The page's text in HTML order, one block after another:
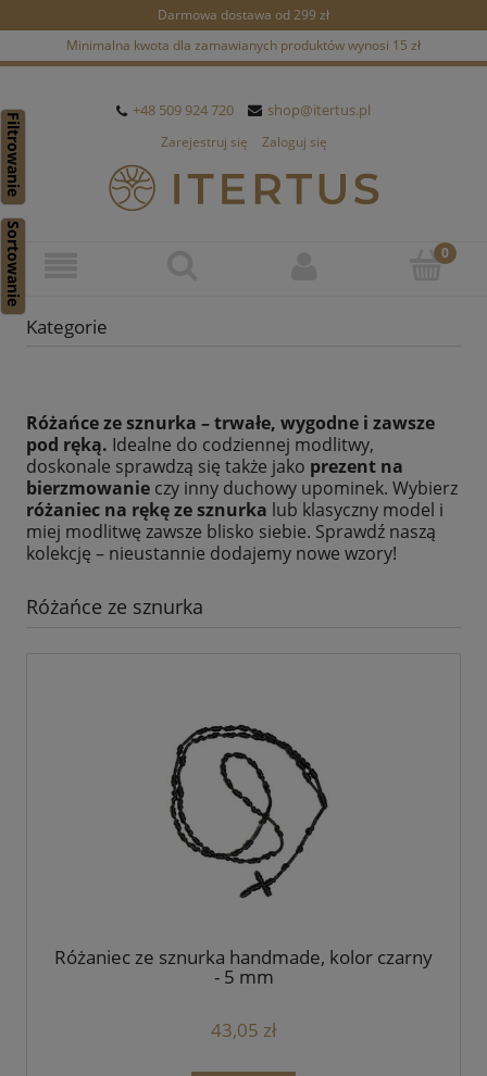
Darmowa dostawa od 299 zł
Minimalna kwota dla zamawianych produktów wynosi 15 zł
+48 509 924 720 shop@itertus.pl
Zarejestruj się Zaloguj się
Kategorie
Różańce ze sznurka – trwałe, wygodne i zawsze
pod ręką. Idealne do codziennej modlitwy,
doskonale sprawdzą się także jako prezent na
bierzmowanie czy inny duchowy upominek. Wybierz
różaniec na rękę ze sznurka lub klasyczny model i
miej modlitwę zawsze blisko siebie. Sprawdź naszą
kolekcję – nieustannie dodajemy nowe wzory!
Różańce ze sznurka
Różaniec ze sznurka handmade, kolor czarny
- 5 mm
43,05 zł
Filtrowanie
Sortowanie